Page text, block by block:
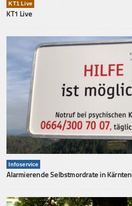
KT1 Live
KT1 Live
Infoservice
Alarmierende Selbstmordrate in Kärnten